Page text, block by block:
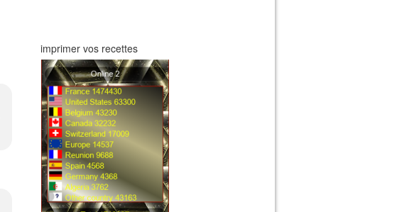
imprimer vos recettes